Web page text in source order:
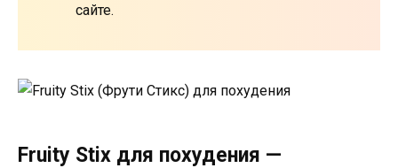
сайте.
Fruity Stix для похудения —